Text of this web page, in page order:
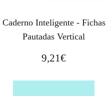
Caderno Inteligente - Fichas
Pautadas Vertical
9,21€